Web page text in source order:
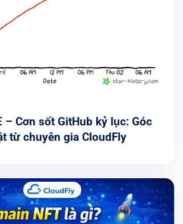
– Cơn sốt GitHub kỷ lục: Góc
từ chuyên gia CloudFly